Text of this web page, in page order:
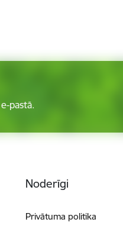
pastā.
Noderīgi
Privātuma politika